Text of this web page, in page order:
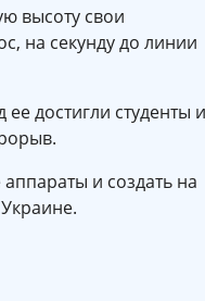
высоту свои
на секунду до линии
достигли студенты
и создать на